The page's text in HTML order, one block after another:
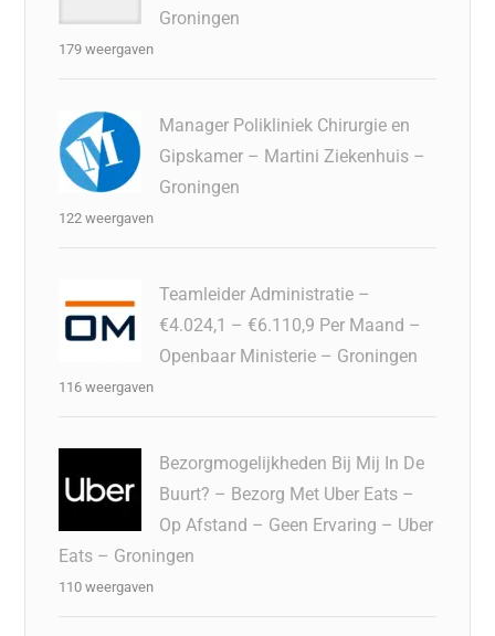
Groningen
179 weergaven
Manager Polikliniek Chirurgie en
Gipskamer – Martini Ziekenhuis –
Groningen
122 weergaven
Teamleider Administratie –
€4.024,1 – €6.110,9 Per Maand –
Openbaar Ministerie – Groningen
116 weergaven
Bezorgmogelijkheden Bij Mij In De
Buurt? – Bezorg Met Uber Eats –
Op Afstand – Geen Ervaring – Uber
Eats – Groningen
110 weergaven